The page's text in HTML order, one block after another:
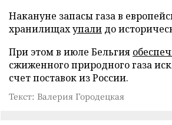
Накануне запасы газа в
хранилищахупали до
При этом в июле Бельгия
сжиженного природного газа
счет поставок из России.
Текст: Валерия Городецкая